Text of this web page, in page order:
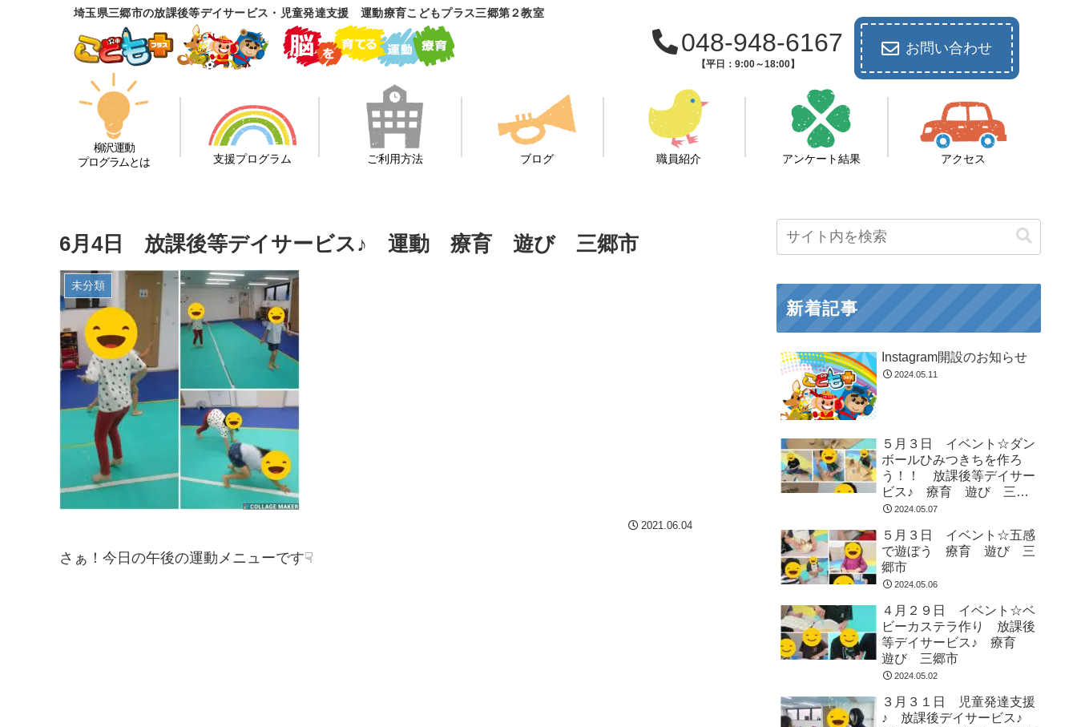
埼玉県三郷市の放課後等デイサービス・児童発達支援 運動療育こどもプラス三郷第２教室
048-948-6167
【平日：9:00～18:00】
お問い合わせ
柳沢運動
プログラムとは
支援プログラム ご利用方法 ブログ 職員紹介 アンケート結果 アクセス
6月4日 放課後等デイサービス♪ 運動 療育 遊び 三郷市
未分類
2021.06.04
さぁ！今日の午後の運動メニューです☟
新着記事
Instagram開設のお知らせ
2024.05.11
５月３日 イベント☆ダン
ボールひみつきちを作ろ
う！！ 放課後等デイサー
ビス♪ 療育 遊び 三郷
市 2024.05.07
５月３日 イベント☆五感
で遊ぼう 療育 遊び 三
郷市
2024.05.06
４月２９日 イベント☆ベ
ビーカステラ作り 放課後
等デイサービス♪ 療育
遊び 三郷市
2024.05.02
３月３１日 児童発達支援
♪ 放課後デイサービス♪